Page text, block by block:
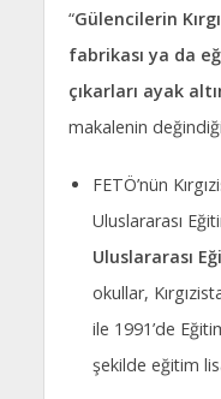
“Gülencilerin
fabrikası ya da
çıkarları ayak
makalenin
FETÖ’nün
Uluslararası
Uluslararası
okullar,
ile 1991’de
şekilde eğitim